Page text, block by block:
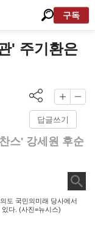
구독
' 주기환은
답글쓰기
스' 강세원 후순
도 국민의미래 당사에서
다. (사진=뉴시스)